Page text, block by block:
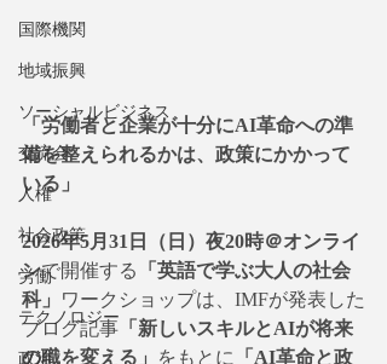
国際機関
地域振興
ソーシャルビジネス
交流会
人権
社会政策
労働
テクノロジー
政治
「労働者と企業が十分にAI革命への準
備を整えられるかは、政策にかかって
いる」
2026年5月31日（日）夜20時＠オンライ
ンで開催する
「英語で学ぶ大人の社会
科」
ワークショップは、IMFが発表した
ブログ記事 「新しいスキルとAIが将来
の職を変える」
をもとに
「AI革命と政